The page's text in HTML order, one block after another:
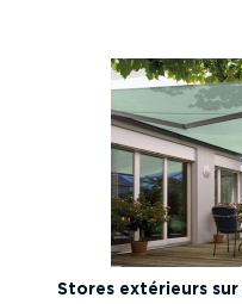
Stores extérieurs sur